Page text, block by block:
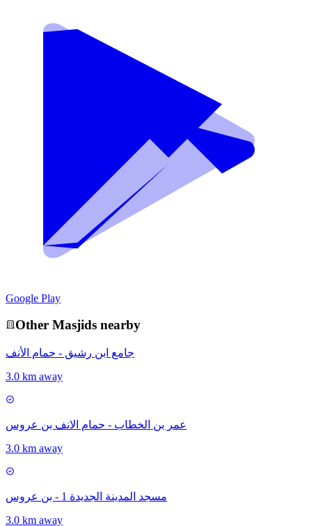
Google Play
Other Masjids nearby
جامع ابن رشيق - حمام الأنف
3.0 km away
عمر بن الخطاب - حمام الانف بن عروس
3.0 km away
مسجد المدينة الجديدة 1 - بن عروس
3.0 km away